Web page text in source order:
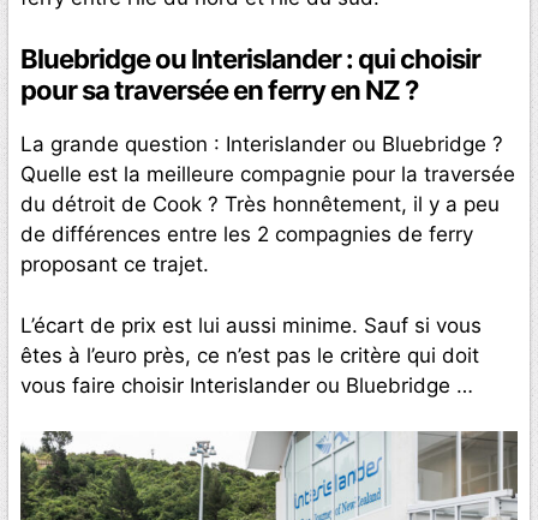
Bluebridge ou Interislander : qui choisir
pour sa traversée en ferry en NZ ?
La grande question : Interislander ou Bluebridge ?
Quelle est la meilleure compagnie pour la traversée
du détroit de Cook ? Très honnêtement, il y a peu
de différences entre les 2 compagnies de ferry
proposant ce trajet.
L’écart de prix est lui aussi minime. Sauf si vous
êtes à l’euro près, ce n’est pas le critère qui doit
vous faire choisir Interislander ou Bluebridge …